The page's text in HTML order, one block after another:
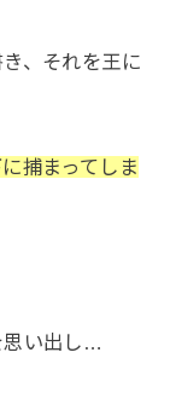
、それを王に
捕まってしま
思い出し…